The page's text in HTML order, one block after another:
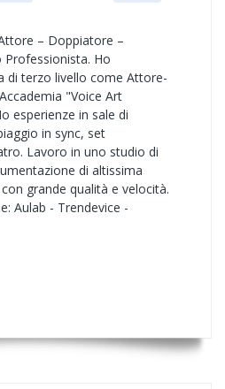
– Doppiatore –
Professionista. Ho
di terzo livello come Attore-
"Voice Art
esperienze in sale di
in sync, set
Lavoro in uno studio di
di altissima
grande qualità e velocità.
Aulab - Trendevice -